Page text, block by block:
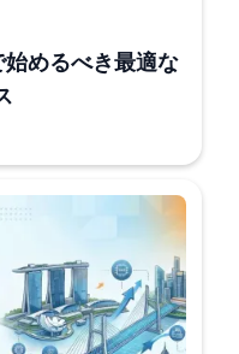
めるべき最適な